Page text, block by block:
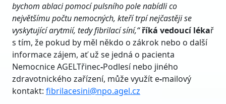
bychom ablaci pomocípulsního pole nabídli co
největšímu počtu nemocných, kteří trpí nejčastěji se
vyskytující arytmií, tedy fibrilací síní,“říká vedoucí lékař
s tím, že pokud by měl někdo o zákrok nebo o další
informace zájem, ať už se jedná o pacienta
Nemocnice AGELTřinec-Podlesí nebo jiného
zdravotnického zařízení, může využít e-mailový
kontakt: fibrilacesini@npo.agel.cz